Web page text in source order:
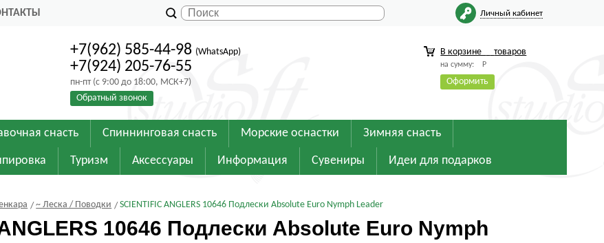
Личный кабинет
+7(962) 585-44-98 (WhatsApp)
+7(924) 205-76-55
пн-пт (с 9:00 до 18:00, МСК+7)
Обратный звонок
В корзине товаров
на сумму: Р
Оформить
снасть Спиннинговая снасть Морские оснастки Зимняя снасть
Туризм Аксессуары Информация Сувениры Идеи для подарков
~ Леска / Поводки SCIENTIFIC ANGLERS 10646 Подлески Absolute Euro Nymph Leader
10646 Подлески Absolute Euro Nymph